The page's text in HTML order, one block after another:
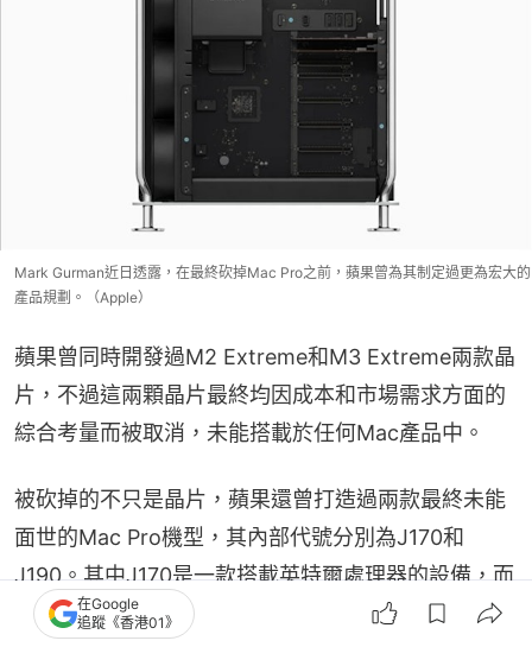
Mark Gurman近日透露，在最終砍掉Mac Pro之前，蘋果曾為其制定過更為宏大的
產品規劃。（Apple）
蘋果曾同時開發過M2 Extreme和M3 Extreme兩款晶
片，不過這兩顆晶片最終均因成本和市場需求方面的
綜合考量而被取消，未能搭載於任何Mac產品中。
被砍掉的不只是晶片，蘋果還曾打造過兩款最終未能
面世的Mac Pro機型，其內部代號分別為J170和
J190。其中J170是一款搭載英特爾處理器的設備，而
J190則搭載了M3 Ultra晶片，原本計劃在2025年初
在Google
追蹤《香港01》